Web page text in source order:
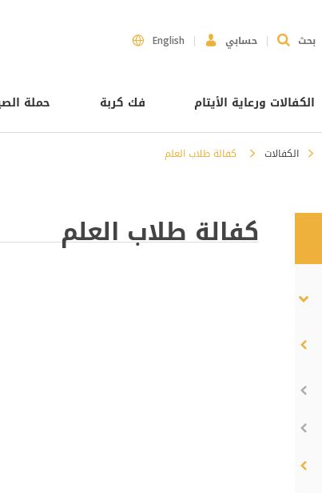
English حسابي بحث
الكفالات ورعاية الأيتام فك كربة حملة الصيف
الكفالات كفالة طلاب العلم
كفالة طلاب العلم